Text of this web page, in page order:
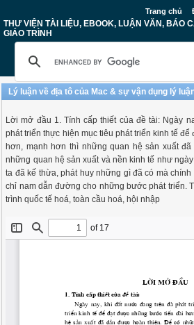
Trang chủ
THƯ VIỆN TÀI LIỆU, EBOOK, LUẬN VĂN, BÁO
GIÁO TRÌNH
Lý luận về địa tô của Mac & sự vận dụng lý
Lời mở đầu 1. Tính cấp thiết của đề tài: Ngày
phát triển thực hiện mục tiêu phát triển kinh tế
hơn, mạnh hơn thì những quan hệ sản xuất
những quan hệ sản xuất và nền kinh tế như
ta đã kế thừa, phát huy những gì đã có mà
chỉ nam dẫn đường cho những bước phát triển.
trình quốc tế hoá, toàn cầu hoá, hội nhập